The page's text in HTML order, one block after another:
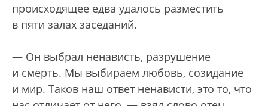
происходящее едва удалось разместить
в пяти залах заседаний.
— Он выбрал ненависть, разрушение
и смерть. Мы выбираем любовь, созидание
и мир. Таков наш ответ ненависти, это то, что